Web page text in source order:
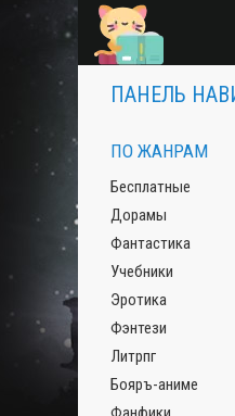
ПАНЕЛЬ
ПО ЖАНРАМ
Бесплатные
Дорамы
Фантастика
Учебники
Эротика
Фэнтези
Литрпг
Бояръ-аниме